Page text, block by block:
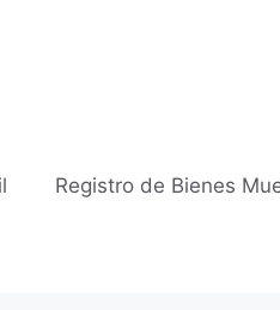
Registro de Bienes